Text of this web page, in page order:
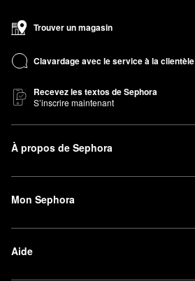
Trouver un magasin
Clavardage avec le service à la clientèle
Recevez les textos de Sephora
S’inscrire maintenant
À propos de Sephora
Mon Sephora
Aide